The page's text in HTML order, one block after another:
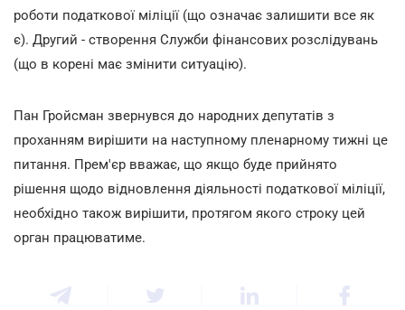
роботи податкової міліції (що означає залишити все як
є). Другий - створення Служби фінансових розслідувань
(що в корені має змінити ситуацію).
Пан Гройсман звернувся до народних депутатів з
проханням вирішити на наступному пленарному тижні це
питання. Прем'єр вважає, що якщо буде прийнято
рішення щодо відновлення діяльності податкової міліції,
необхідно також вирішити, протягом якого строку цей
орган працюватиме.